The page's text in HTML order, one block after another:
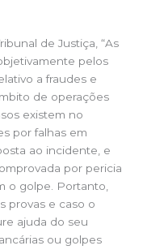
de Justiça, “As
pelos
a fraudes e
de operações
existem no
por falhas em
ao incidente, e
por pericia
o golpe. Portanto,
provas e caso o
ajuda do seu
ou golpes